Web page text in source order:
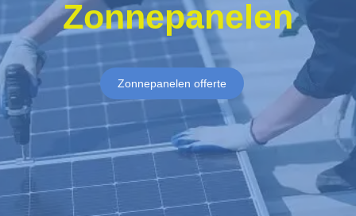
Zonnepanelen
Zonnepanelen offerte